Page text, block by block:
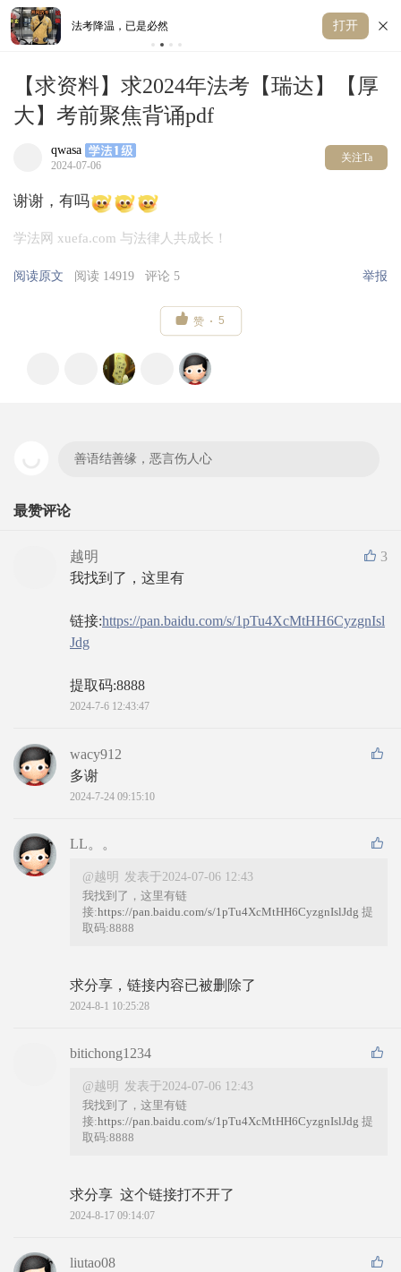
张律师拿下公职！即将入职司法部 打开
【求资料】求2024年法考【瑞达】【厚
大】考前聚焦背诵pdf
qwasa
2024-07-06
关注Ta
谢谢，有吗
学法网 xuefa.com 与法律人共成长！
阅读原文 阅读 14919 评论 5 举报
 赞 5
善语结善缘，恶言伤人心
最赞评论
3
越明
我找到了，这里有
链接:https://pan.baidu.com/s/1pTu4XcMtHH6CyzgnIsl
Jdg
提取码:8888
2024-7-6 12:43:47
wacy912
多谢
2024-7-24 09:15:10
LL。。
@越明 发表于2024-07-06 12:43
我找到了，这里有链
接:https://pan.baidu.com/s/1pTu4XcMtHH6CyzgnIslJdg 提
取码:8888
求分享，链接内容已被删除了
2024-8-1 10:25:28
bitichong1234
@越明 发表于2024-07-06 12:43
我找到了，这里有链
接:https://pan.baidu.com/s/1pTu4XcMtHH6CyzgnIslJdg 提
取码:8888
求分享  这个链接打不开了
2024-8-17 09:14:07
liutao08